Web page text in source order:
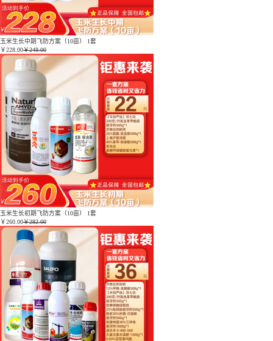
玉米生长中期飞防方案（10亩） 1套
￥228.00￥248.00
玉米生长初期飞防方案（10亩） 1套
￥260.00￥282.00